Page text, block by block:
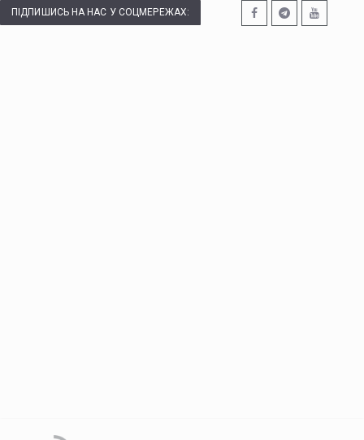
ПІДПИШИСЬ НА НАС У СОЦМЕРЕЖАХ: